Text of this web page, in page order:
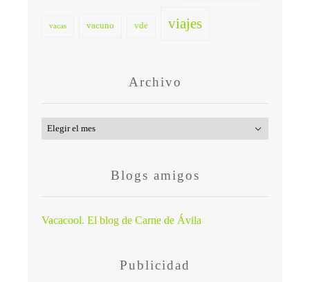
vacas vacuno vde viajes
Archivo
Archivo
Blogs amigos
Vacacool. El blog de Carne de Ávila
Publicidad